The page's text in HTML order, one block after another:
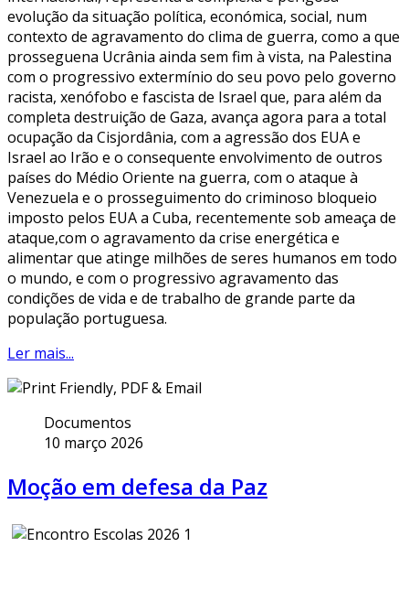
evolução da situação política, económica, social, num
contexto de agravamento do clima de guerra, como a que
prosseguena Ucrânia ainda sem fim à vista, na Palestina
com o progressivo extermínio do seu povo pelo governo
racista, xenófobo e fascista de Israel que, para além da
completa destruição de Gaza, avança agora para a total
ocupação da Cisjordânia, com a agressão dos EUA e
Israel ao Irão e o consequente envolvimento de outros
países do Médio Oriente na guerra, com o ataque à
Venezuela e o prosseguimento do criminoso bloqueio
imposto pelos EUA a Cuba, recentemente sob ameaça de
ataque,com o agravamento da crise energética e
alimentar que atinge milhões de seres humanos em todo
o mundo, e com o progressivo agravamento das
condições de vida e de trabalho de grande parte da
população portuguesa.
Ler mais...
Documentos
10 março 2026
Moção em defesa da Paz